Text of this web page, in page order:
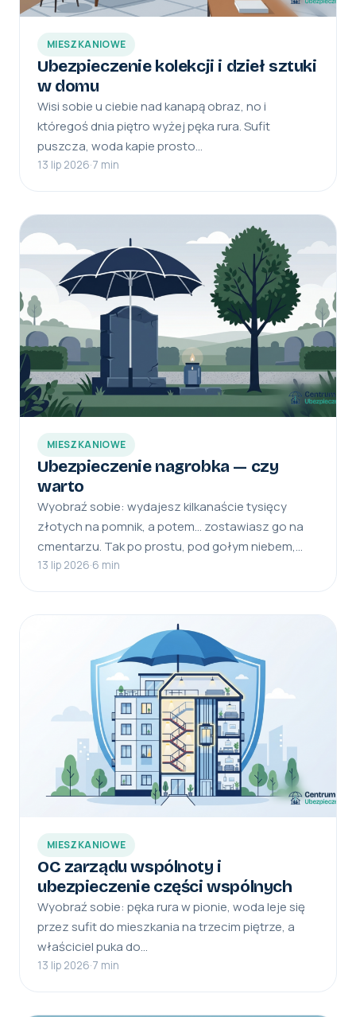
MIESZKANIOWE
Ubezpieczenie kolekcji i dzieł sztuki
w domu
Wisi sobie u ciebie nad kanapą obraz, no i
któregoś dnia piętro wyżej pęka rura. Sufit
puszcza, woda kapie prosto…
13 lip 2026·7 min
MIESZKANIOWE
Ubezpieczenie nagrobka — czy
warto
Wyobraź sobie: wydajesz kilkanaście tysięcy
złotych na pomnik, a potem… zostawiasz go na
cmentarzu. Tak po prostu, pod gołym niebem,…
13 lip 2026·6 min
MIESZKANIOWE
OC zarządu wspólnoty i
ubezpieczenie części wspólnych
Wyobraź sobie: pęka rura w pionie, woda leje się
przez sufit do mieszkania na trzecim piętrze, a
właściciel puka do…
13 lip 2026·7 min